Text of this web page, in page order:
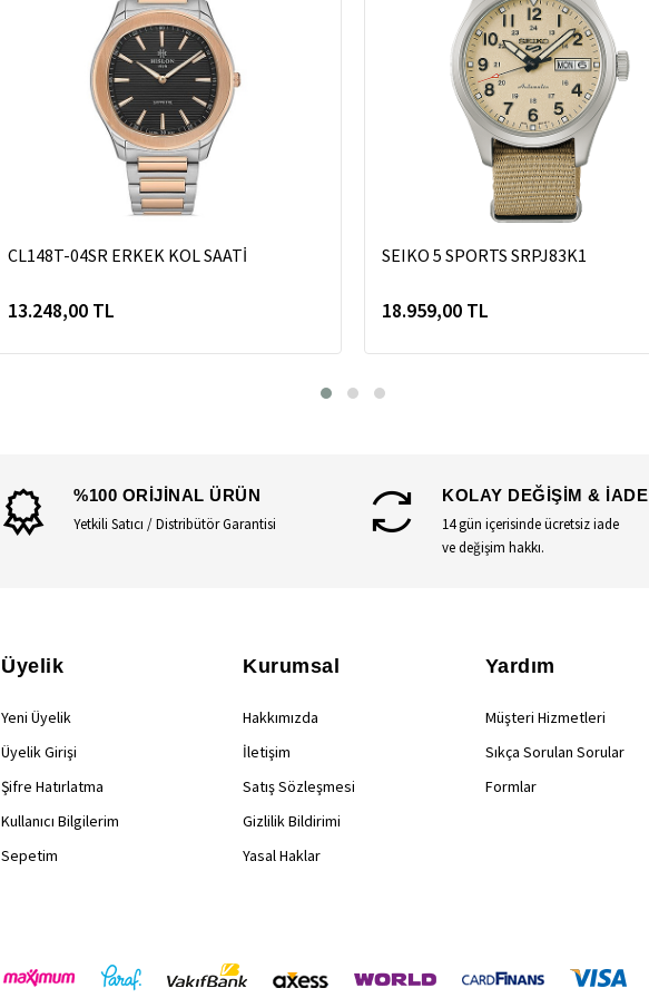
CL148T-04SR ERKEK KOL SAATİ
13.248,00 TL
SEIKO 5 SPORTS SRPJ83K1
18.959,00 TL
%100 ORİJİNAL ÜRÜN
Yetkili Satıcı / Distribütör Garantisi
KOLAY DEĞİŞİM & İADE
14 gün içerisinde ücretsiz iade
ve değişim hakkı.
Üyelik
Yeni Üyelik
Üyelik Girişi
Şifre Hatırlatma
Kullanıcı Bilgilerim
Sepetim
Kurumsal
Hakkımızda
İletişim
Satış Sözleşmesi
Gizlilik Bildirimi
Yasal Haklar
Yardım
Müşteri Hizmetleri
Sıkça Sorulan Sorular
Formlar